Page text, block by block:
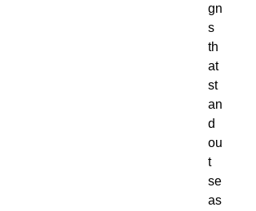
gn
s
th
at
st
an
d
ou
t
se
as